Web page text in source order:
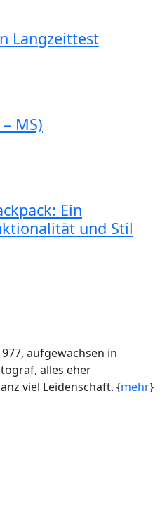
Langzeittest
MS)
Ein
und Stil
aufgewachsen in
alles eher
viel Leidenschaft. {mehr}